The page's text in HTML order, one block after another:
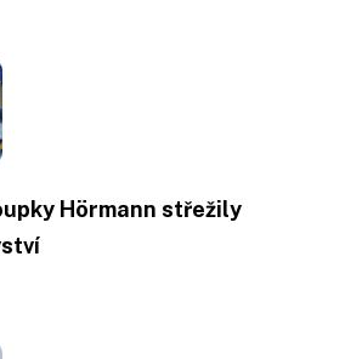
Hörmann střežily